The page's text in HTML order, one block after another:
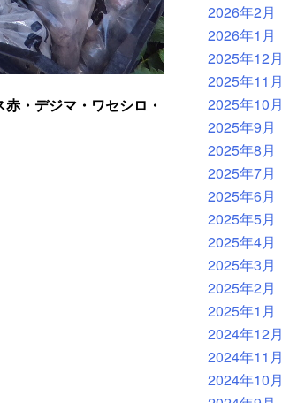
・デジマ・ワセシロ・
2026年2月
2026年1月
2025年12月
2025年11月
2025年10月
2025年9月
2025年8月
2025年7月
2025年6月
2025年5月
2025年4月
2025年3月
2025年2月
2025年1月
2024年12月
2024年11月
2024年10月